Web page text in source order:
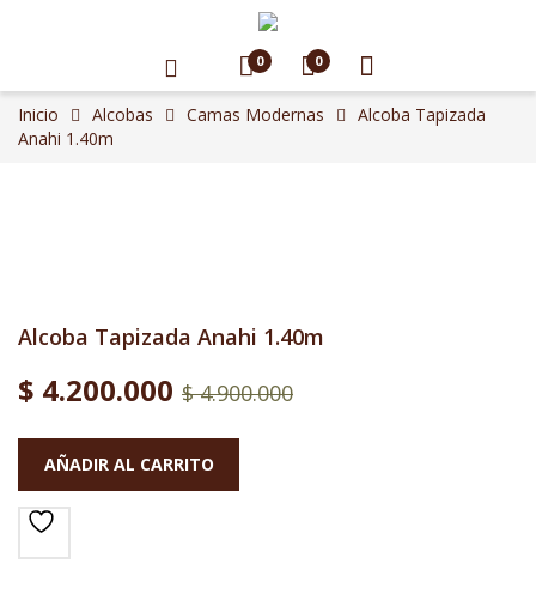
0 0
Inicio Alcobas Camas Modernas
Alcoba Tapizada
Anahi 1.40m
Alcoba Tapizada Anahi 1.40m
$4.900.000
$ 4.200.000
AÑADIR AL CARRITO